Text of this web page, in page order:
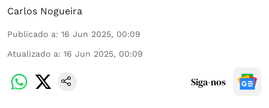
Carlos Nogueira
Publicado a: 16 Jun 2025, 00:09
Atualizado a: 16 Jun 2025, 00:09
Siga-nos